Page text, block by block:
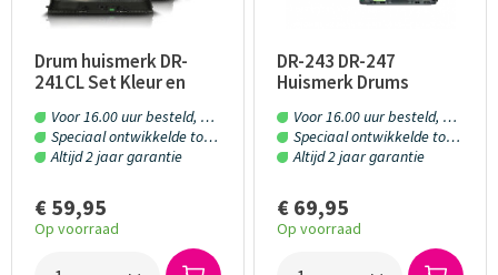
Drum huismerk DR-
241CL Set Kleur en
Voor 16.00 uur besteld, morgen in huis!
Speciaal ontwikkelde toner en inkt
Altijd 2 jaar garantie
€ 59,95
Op voorraad
DR-243 DR-247
Huismerk Drums
Voor 16.00 uur besteld, morgen in huis!
Speciaal ontwikkelde toner en inkt
Altijd 2 jaar garantie
€ 69,95
Op voorraad